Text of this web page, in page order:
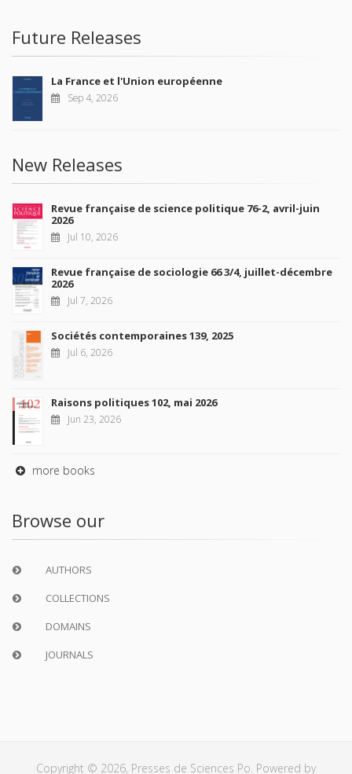
Future Releases
La France et l'Union européenne
Sep 4, 2026
New Releases
Revue française de science politique 76-2, avril-juin
2026
Jul 10, 2026
Revue française de sociologie 66 3/4, juillet-décembre
2026
Jul 7, 2026
Sociétés contemporaines 139, 2025
Jul 6, 2026
Raisons politiques 102, mai 2026
Jun 23, 2026
more books
Browse our
AUTHORS
COLLECTIONS
DOMAINS
JOURNALS
Copyright © 2026, Presses de Sciences Po. Powered by